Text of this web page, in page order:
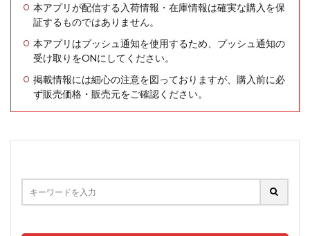
本アプリが配信する入荷情報・在庫情報は確実な購入を保
証するものではありません。
本アプリはプッシュ通知を使用するため、プッシュ通知の
受け取りをONにしてください。
掲載情報には細心の注意を図っておりますが、購入前に必
ず販売価格・販売元をご確認ください。